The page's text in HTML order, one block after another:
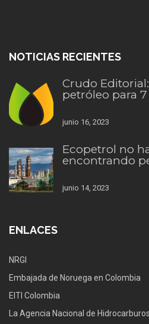
NOTICIAS RECIENTES
Crudo
petróleo para 7
junio 16, 2023
Ecopetrol no
encontrando
junio 14, 2023
ENLACES
NRGI
Embajada de Noruega en Colombia
EITI Colombia
La Agencia Nacional de